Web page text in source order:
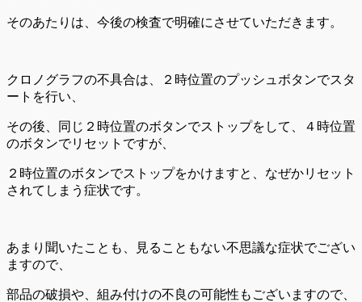
そのあたりは、今後の検査で明確にさせていただきます。
クロノグラフの不具合は、２時位置のプッシュボタンでスタ
ートを行い、
その後、同じ２時位置のボタンでストップをして、４時位置
のボタンでリセットですが、
２時位置のボタンでストップをかけますと、なぜかリセット
されてしまう症状です。
あまり聞いたことも、見ることもない不思議な症状でござい
ますので、
部品の破損や、組み付けの不良の可能性もございますので、